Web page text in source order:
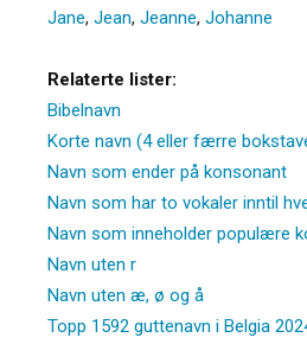
Jane, Jean, Jeanne, Johanne
Relaterte lister:
Bibelnavn
Korte navn (4 eller færre
Navn som ender på konsonant
Navn som har to vokaler inntil
Navn som inneholder populære
Navn uten r
Navn uten æ, ø og å
Topp 1592 guttenavn i Belgia